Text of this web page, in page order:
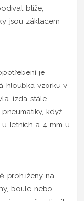
blíže,
jsou základem
je
hloubka vzorku v
jízda stále
když
u letních a 4 mm u
prohlíženy na
boule nebo